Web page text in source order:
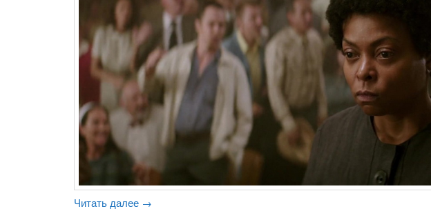
Читать далее →